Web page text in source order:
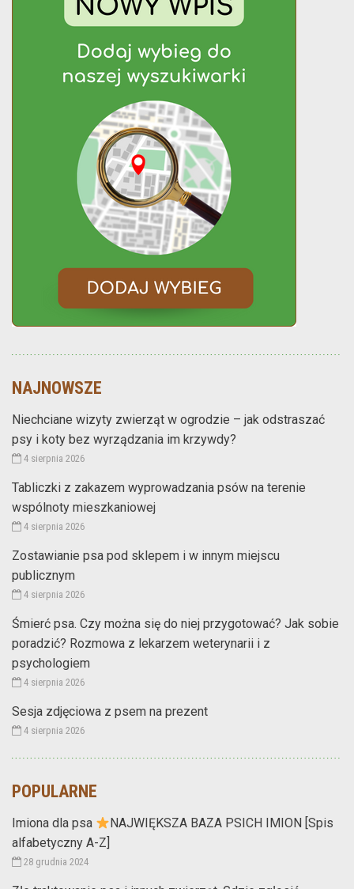
NAJNOWSZE
Niechciane wizyty zwierząt w ogrodzie – jak odstraszać
psy i koty bez wyrządzania im krzywdy?
4 sierpnia 2026
Tabliczki z zakazem wyprowadzania psów na terenie
wspólnoty mieszkaniowej
4 sierpnia 2026
Zostawianie psa pod sklepem i w innym miejscu
publicznym
4 sierpnia 2026
Śmierć psa. Czy można się do niej przygotować? Jak sobie
poradzić? Rozmowa z lekarzem weterynarii i z
psychologiem
4 sierpnia 2026
Sesja zdjęciowa z psem na prezent
4 sierpnia 2026
POPULARNE
Imiona dla psa
NAJWIĘKSZA BAZA PSICH IMION [Spis
alfabetyczny A-Z]
28 grudnia 2024